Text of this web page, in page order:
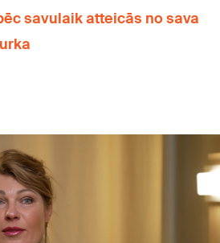
savulaik atteicās no sava